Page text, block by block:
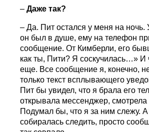
–Даже так?
– Да. Пит остался у меня на ночь.
он был в душе, ему на телефон
сообщение. От Кимберли, его
как ты, Пити? Я соскучилась…» И
еще. Все сообщение я, конечно,
только текст всплывающего
Пит бы увидел, что я брала его
открывала мессенджер, смотрела
Подумал бы, что я за ним слежу.
собиралась следить, просто